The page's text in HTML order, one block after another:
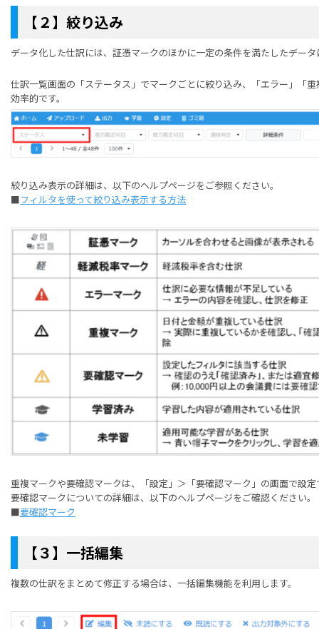
【２】絞り込み
データ化した仕訳には、証憑マークのほかに一定の条件を満たしたデー
仕訳一覧画面の「ステータス」でマークごとに絞り込み、「エラー」「
効率的です。
絞り込み表示の詳細は、以下のヘルプページをご参照ください。
■フィルタを使って絞り込み表示する方法
重複マークや要確認マークは、「設定」＞「要確認マーク」の画面で設定
要確認マークについての詳細は、以下のヘルプページをご確認ください。
■要確認マーク
【３】一括編集
複数の仕訳をまとめて修正する場合は、一括編集機能を利用します。